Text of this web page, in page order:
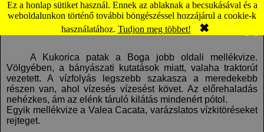
Ez a honlap sütiket használ. Ennek az ablaknak a becsukásával és a
weboldalunkon történő további böngészéssel hozzájárul a cookie-k
használatához. Tudjon meg többet! ✖
Boga: Kukorica patak (térkép)
A Kukorica patak a Boga jobb oldali mellékvize.
Völgyében, a bányászati kutatások miatt, valaha traktorút
vezetett. A vízfolyás legszebb szakasza a meredekebb
részen van, ahol vízesés vízesést követ. Az előrehaladás
nehézkes, ám az elénk táruló kilátás mindenért pótol.
Egyik mellékvize a Valea Cacata, varázslatos vízkitöréseket
rejteget.
Komment Panoráma